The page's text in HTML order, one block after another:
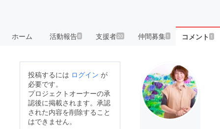
ホーム 活動報告8 支援者20 仲間募集 1 コメント 1
投稿するには ログイン が
必要です。
プロジェクトオーナーの承
認後に掲載されます。承認
された内容を削除すること
はできません。